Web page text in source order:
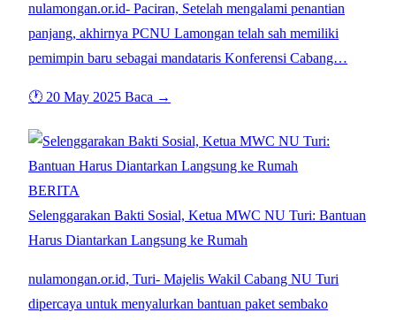
nulamongan.or.id- Paciran, Setelah mengalami penantian
panjang, akhirnya PCNU Lamongan telah sah memiliki
pemimpin baru sebagai mandataris Konferensi Cabang…
🕐 20 May 2025 Baca →
BERITA
Selenggarakan Bakti Sosial, Ketua MWC NU Turi: Bantuan
Harus Diantarkan Langsung ke Rumah
nulamongan.or.id, Turi- Majelis Wakil Cabang NU Turi
dipercaya untuk menyalurkan bantuan paket sembako